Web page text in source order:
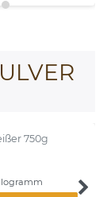
750g